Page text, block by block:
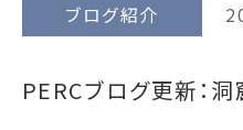
ブログ紹介
PERCブログ更新：洞